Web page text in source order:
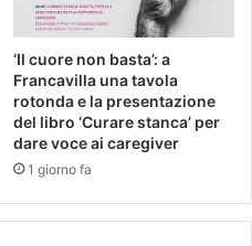
‘Il cuore non basta’: a
Francavilla una tavola
rotonda e la presentazione
del libro ‘Curare stanca’ per
dare voce ai caregiver
1 giorno fa